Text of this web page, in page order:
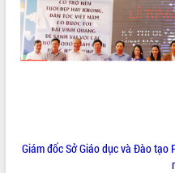
Thứ trưởng Bộ Nông nghiệp và Môi
trường Nguyễn Hoàng Hiệp khảo sát
vùng trồng và doanh nghiệp đóng gói
sầu riêng tại Đắk Lắk
Ngành cá ngừ Đắk Lắk chủ động thích
Giám đốc Sở Giáo dục và Đào